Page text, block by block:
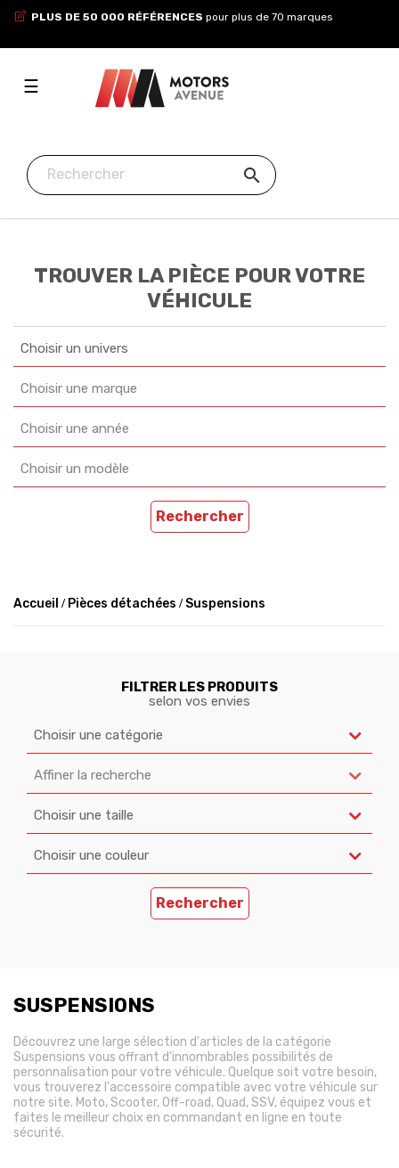
PLUS DE 50 000 RÉFÉRENCES pour plus de 70 marques
Toggle
navigation
☰

TROUVER LA PIÈCE POUR VOTRE
VÉHICULE
Choisir un univers
Choisir une marque
Choisir une année
Choisir un modèle
Rechercher
Accueil Pièces détachées Suspensions
FILTRER LES PRODUITS
selon vos envies
Choisir une catégorie
Affiner la recherche
Choisir une taille
Choisir une couleur
Rechercher
SUSPENSIONS
Découvrez une large sélection d'articles de la catégorie
Suspensions vous offrant d'innombrables possibilités de
personnalisation pour votre véhicule. Quelque soit votre besoin,
vous trouverez l'accessoire compatible avec votre véhicule sur
notre site. Moto, Scooter, Off-road, Quad, SSV, équipez vous et
faites le meilleur choix en commandant en ligne en toute
sécurité.